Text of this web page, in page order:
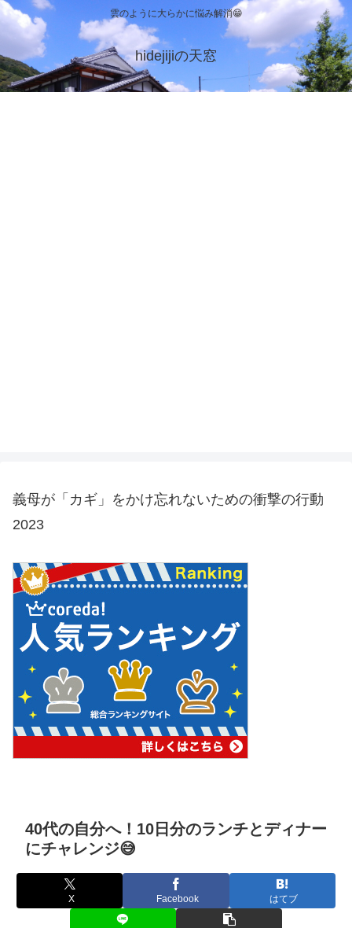
雲のように大らかに悩み解消😁
hidejijiの天窓
義母が「カギ」をかけ忘れないための衝撃の行動
2023
40代の自分へ！10日分のランチとディナー
にチャレンジ😅
X Facebook はてブ